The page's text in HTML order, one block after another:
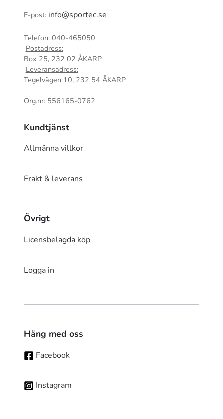
E-post: info@sportec.se
Telefon: 040-465050
Postadress:
Box 25, 232 02 ÅKARP
Leveransadress:
Tegelvägen 10, 232 54 ÅKARP
Org.nr: 556165-0762
Kundtjänst
Allmänna villkor
Frakt & leverans
Övrigt
Licensbelagda köp
Logga in
Häng med oss
Facebook
Instagram